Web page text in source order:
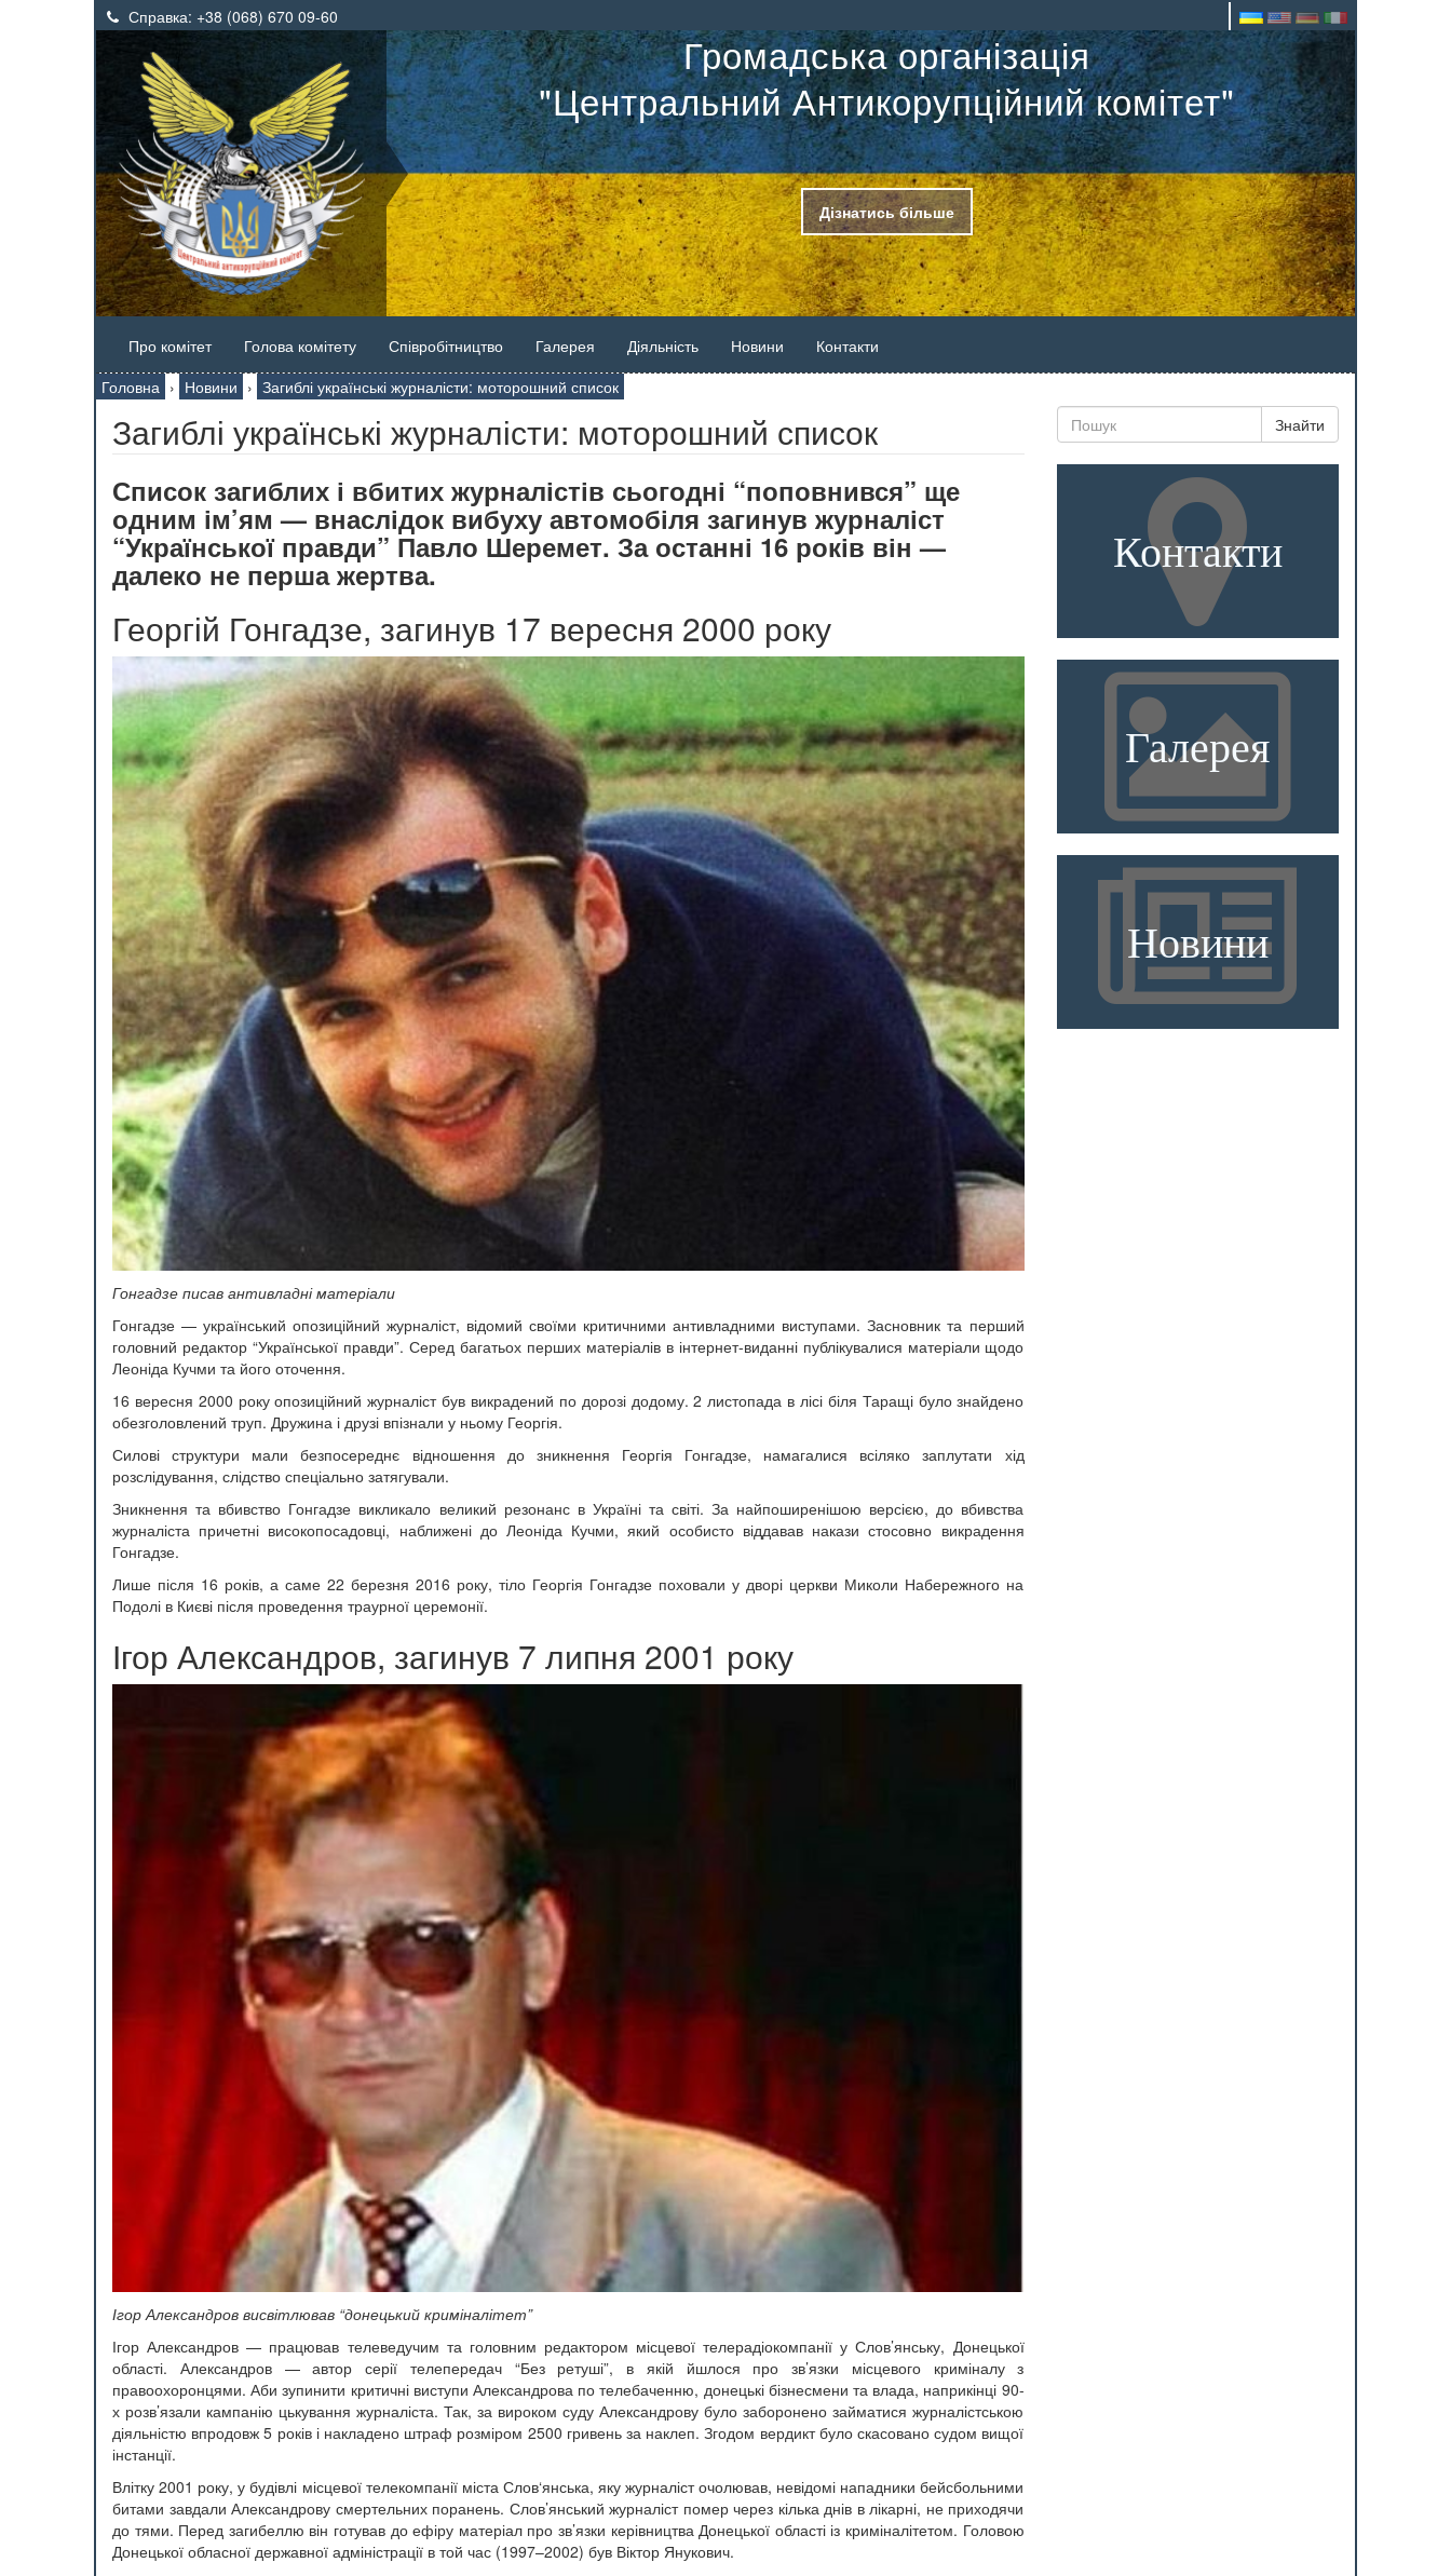
Справка: +38 (068) 670 09-60
Громадська організація
"Центральний Антикорупційний комітет"
Дізнатись більше
Про комітет Голова комітету Співробітництво Галерея Діяльність Новини
Контакти
Головна › Новини › Загиблі українські журналісти: моторошний список
Загиблі українські журналісти: моторошний список
Список загиблих і вбитих журналістів сьогодні “поповнився” ще
одним ім’ям — внаслідок вибуху автомобіля загинув журналіст
“Української правди” Павло Шеремет. За останні 16 років він —
далеко не перша жертва.
Георгій Гонгадзе, загинув 17 вересня 2000 року
Гонгадзе писав антивладні матеріали
Гонгадзе — український опозиційний журналіст, відомий своїми критичними антивладними виступами. Засновник та перший
головний редактор “Української правди”. Серед багатьох перших матеріалів в інтернет-виданні публікувалися матеріали щодо
Леоніда Кучми та його оточення.
16 вересня 2000 року опозиційний журналіст був викрадений по дорозі додому. 2 листопада в лісі біля Таращі було знайдено
обезголовлений труп. Дружина і друзі впізнали у ньому Георгія.
Силові структури мали безпосереднє відношення до зникнення Георгія Гонгадзе, намагалися всіляко заплутати хід
розслідування, слідство спеціально затягували.
Зникнення та вбивство Гонгадзе викликало великий резонанс в Україні та світі. За найпоширенішою версією, до вбивства
журналіста причетні високопосадовці, наближені до Леоніда Кучми, який особисто віддавав накази стосовно викрадення
Гонгадзе.
Лише після 16 років, а саме 22 березня 2016 року, тіло Георгія Гонгадзе поховали у дворі церкви Миколи Набережного на
Подолі в Києві після проведення траурної церемонії.
Ігор Александров, загинув 7 липня 2001 року
Ігор Александров висвітлював “донецький криміналітет”
Ігор Александров — працював телеведучим та головним редактором місцевої телерадіокомпанії у Слов’янську, Донецької
області. Александров — автор серії телепередач “Без ретуші”, в якій йшлося про зв’язки місцевого криміналу з
правоохоронцями. Аби зупинити критичні виступи Александрова по телебаченню, донецькі бізнесмени та влада, наприкінці 90-
х розв’язали кампанію цькування журналіста. Так, за вироком суду Александрову було заборонено займатися журналістською
діяльністю впродовж 5 років і накладено штраф розміром 2500 гривень за наклеп. Згодом вердикт було скасовано судом вищої
інстанції.
Влітку 2001 року, у будівлі місцевої телекомпанії міста Слов‘янська, яку журналіст очолював, невідомі нападники бейсбольними
битами завдали Александрову смертельних поранень. Слов’янський журналіст помер через кілька днів в лікарні, не приходячи
до тями. Перед загибеллю він готував до ефіру матеріал про зв’язки керівництва Донецької області із криміналітетом. Головою
Донецької обласної державної адміністрації в той час (1997–2002) був Віктор Янукович.
Знайти
Контакти
Галерея
Новини